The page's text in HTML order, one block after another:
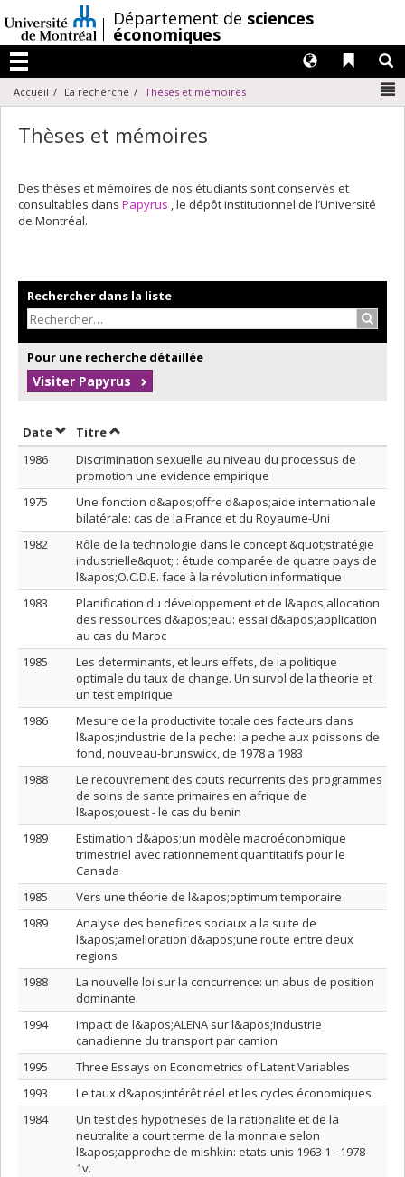
au
contenu
/Département de sciences
économiques
Menu
Liens
Langues
Accueil La recherche Thèses et mémoires
Thèses et mémoires
Des thèses et mémoires de nos étudiants sont conservés et
consultables dans Papyrus , le dépôt institutionnel de l’Université
de Montréal.
Rechercher dans la liste
Pour une recherche détaillée
Visiter Papyrus
DateTrier par date en ordre croissant
TitreTrier par titre en ordre croissant
1986
Discrimination sexuelle au niveau du processus de
promotion une evidence empirique
1975
Une fonction d&apos;offre d&apos;aide internationale
bilatérale: cas de la France et du Royaume-Uni
1982
Rôle de la technologie dans le concept &quot;stratégie
industrielle&quot; : étude comparée de quatre pays de
l&apos;O.C.D.E. face à la révolution informatique
1983
Planification du développement et de l&apos;allocation
des ressources d&apos;eau: essai d&apos;application
au cas du Maroc
1985
Les determinants, et leurs effets, de la politique
optimale du taux de change. Un survol de la theorie et
un test empirique
1986
Mesure de la productivite totale des facteurs dans
l&apos;industrie de la peche: la peche aux poissons de
fond, nouveau-brunswick, de 1978 a 1983
1988
Le recouvrement des couts recurrents des programmes
de soins de sante primaires en afrique de
l&apos;ouest - le cas du benin
1989
Estimation d&apos;un modèle macroéconomique
trimestriel avec rationnement quantitatifs pour le
Canada
1985
Vers une théorie de l&apos;optimum temporaire
1989
Analyse des benefices sociaux a la suite de
l&apos;amelioration d&apos;une route entre deux
regions
1988
La nouvelle loi sur la concurrence: un abus de position
dominante
1994
Impact de l&apos;ALENA sur l&apos;industrie
canadienne du transport par camion
1995
Three Essays on Econometrics of Latent Variables
1993
Le taux d&apos;intérêt réel et les cycles économiques
1984
Un test des hypotheses de la rationalite et de la
neutralite a court terme de la monnaie selon
l&apos;approche de mishkin: etats-unis 1963 1 - 1978
1v.